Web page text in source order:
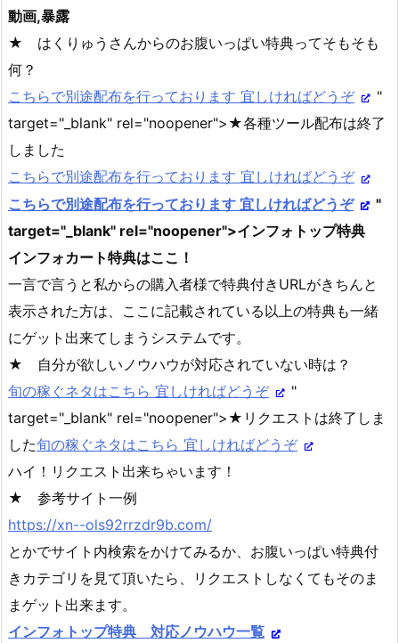
動画,暴露
★ はくりゅうさんからのお腹いっぱい特典ってそもそも
何？
こちらで別途配布を行っております 宜しければどうぞ
"
target="_blank" rel="noopener">★各種ツール配布は終了
しました
こちらで別途配布を行っております 宜しければどうぞ
こちらで別途配布を行っております 宜しければどうぞ
"
target="_blank" rel="noopener">インフォトップ特典
インフォカート特典はここ！
一言で言うと私からの購入者様で特典付きURLがきちんと
表示された方は、ここに記載されている以上の特典も一緒
にゲット出来てしまうシステムです。
★ 自分が欲しいノウハウが対応されていない時は？
旬の稼ぐネタはこちら 宜しければどうぞ
"
target="_blank" rel="noopener">★リクエストは終了しま
した旬の稼ぐネタはこちら 宜しければどうぞ
ハイ！リクエスト出来ちゃいます！
★ 参考サイト一例
https://xn--ols92rrzdr9b.com/
とかでサイト内検索をかけてみるか、お腹いっぱい特典付
きカテゴリを見て頂いたら、リクエストしなくてもそのま
まゲット出来ます。
インフォトップ特典 対応ノウハウ一覧